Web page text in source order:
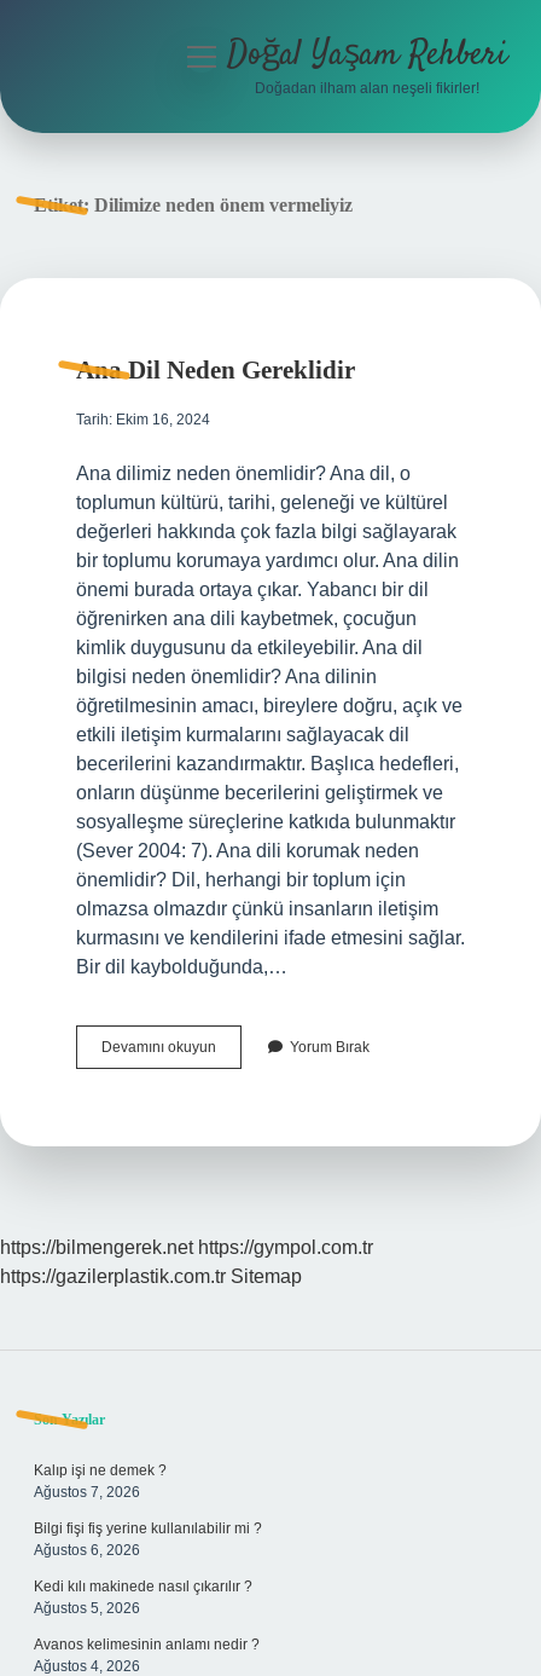
menüyüDoğal Yaşam Rehberi
Doğadan ilham alan neşeli fikirler!
Etiket: Dilimize neden önem vermeliyiz
Ana Dil Neden Gereklidir
Tarih: Ekim 16, 2024
Ana dilimiz neden önemlidir? Ana dil, o
toplumun kültürü, tarihi, geleneği ve kültürel
değerleri hakkında çok fazla bilgi sağlayarak
bir toplumu korumaya yardımcı olur. Ana dilin
önemi burada ortaya çıkar. Yabancı bir dil
öğrenirken ana dili kaybetmek, çocuğun
kimlik duygusunu da etkileyebilir. Ana dil
bilgisi neden önemlidir? Ana dilinin
öğretilmesinin amacı, bireylere doğru, açık ve
etkili iletişim kurmalarını sağlayacak dil
becerilerini kazandırmaktır. Başlıca hedefleri,
onların düşünme becerilerini geliştirmek ve
sosyalleşme süreçlerine katkıda bulunmaktır
(Sever 2004: 7). Ana dili korumak neden
önemlidir? Dil, herhangi bir toplum için
olmazsa olmazdır çünkü insanların iletişim
kurmasını ve kendilerini ifade etmesini sağlar.
Bir dil kaybolduğunda,…
Devamını okuyun
Dil
Yorum Bırak
https://bilmengerek.net https://gympol.com.tr
https://gazilerplastik.com.tr Sitemap
Sidebar
Son Yazılar
Kalıp işi ne demek ?
Ağustos 7, 2026
Bilgi fişi fiş yerine kullanılabilir mi ?
Ağustos 6, 2026
Kedi kılı makinede nasıl çıkarılır ?
Ağustos 5, 2026
Avanos kelimesinin anlamı nedir ?
Ağustos 4, 2026